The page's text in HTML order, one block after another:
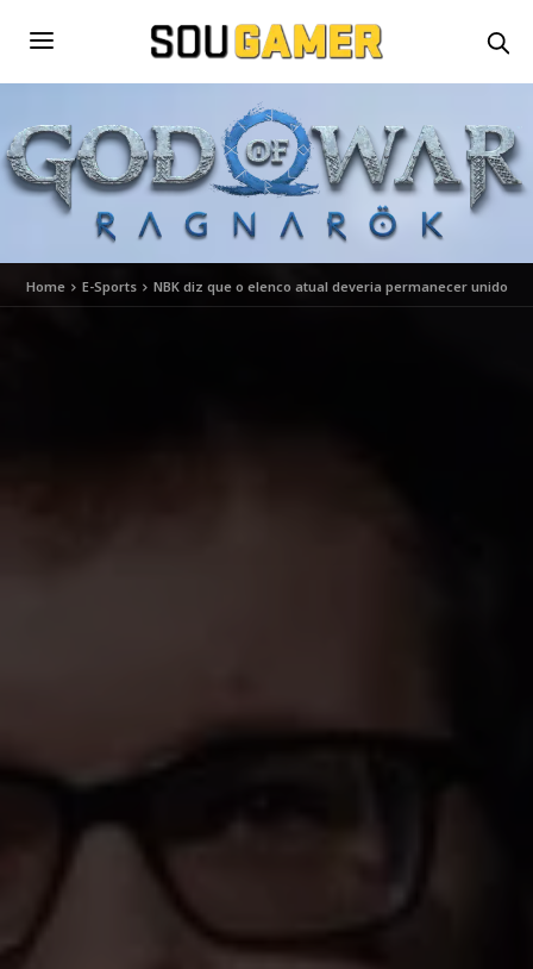
Home E-Sports NBK diz que o elenco atual deveria permanecer unido